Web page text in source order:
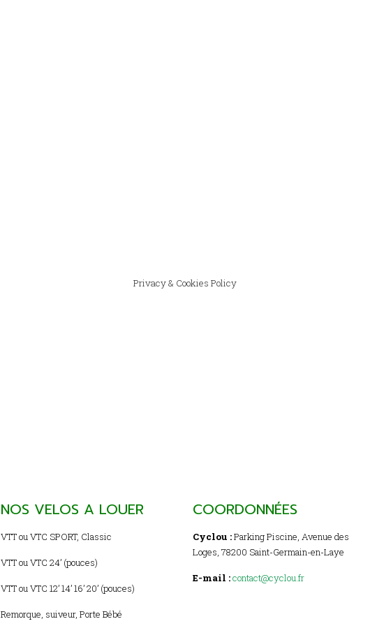
NOS VELOS A LOUER
VTT ou VTC SPORT, Classic
VTT ou VTC 24’ (pouces)
VTT ou VTC 12’ 14’ 16’ 20’ (pouces)
Remorque, suiveur, Porte Bébé
COORDONNÉES
Cyclou :Parking Piscine, Avenue des
Loges, 78200 Saint-Germain-en-Laye
E-mail :contact@cyclou.fr
Privacy & Cookies Policy